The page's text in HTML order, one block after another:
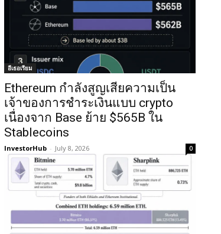
อีเธอเรียม
Ethereum กำลังสูญเสียความเป็น
เจ้าของการชำระเงินแบบ crypto
เนื่องจาก Base ย้าย $565B ใน
Stablecoins
InvestorHub - July 8, 2026 0